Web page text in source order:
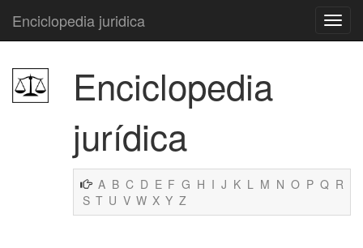
Enciclopedia juridica
Enciclopedia
jurídica
A B C D E F G H I J K L M N O P Q R
S T U V W X Y Z